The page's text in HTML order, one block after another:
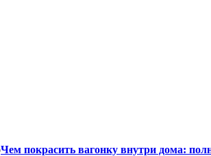
Чем покрасить вагонку внутри дома: